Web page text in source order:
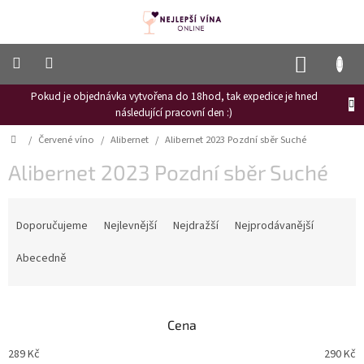
Pokud je objednávka vytvořena do 18hod, tak expedice je hned
následující pracovní den :)
Frizzante
Růžové
víno
Hroznový
Naši
vinaři
Vinné
Červené
Domů
/ Červené víno / Alibernet / Alibernet 2023 Pozdní sběr Suché
Alibernet 2023 Pozdní sběr Suché
o
Doporučujeme Nejlevnější Nejdražší
Nejprodávanější
Abecedně
Cena
289Kč 290Kč